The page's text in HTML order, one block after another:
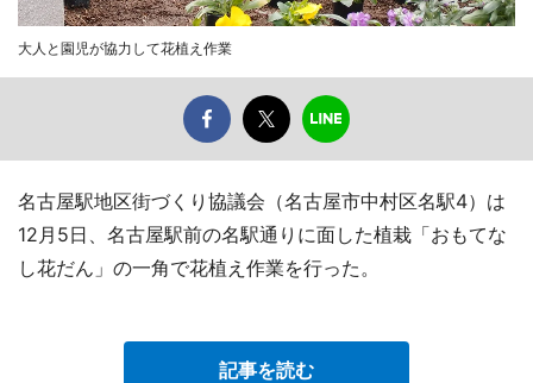
大人と園児が協力して花植え作業
名古屋駅地区街づくり協議会（名古屋市中村区名駅4）は
12月5日、名古屋駅前の名駅通りに面した植栽「おもてな
し花だん」の一角で花植え作業を行った。
記事を読む